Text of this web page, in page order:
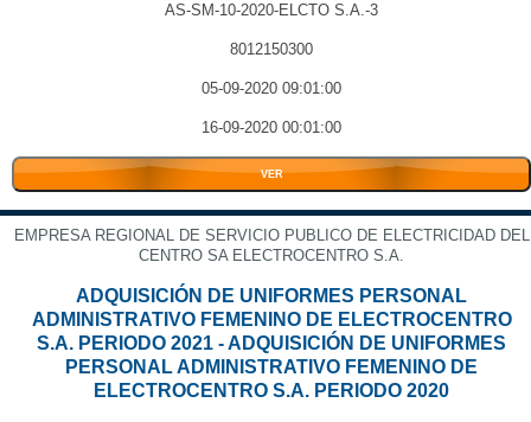
AS-SM-10-2020-ELCTO S.A.-3
8012150300
05-09-2020 09:01:00
16-09-2020 00:01:00
VER
EMPRESA REGIONAL DE SERVICIO PUBLICO DE ELECTRICIDAD DEL
CENTRO SA ELECTROCENTRO S.A.
ADQUISICIÓN DE UNIFORMES PERSONAL
ADMINISTRATIVO FEMENINO DE ELECTROCENTRO
S.A. PERIODO 2021 - ADQUISICIÓN DE UNIFORMES
PERSONAL ADMINISTRATIVO FEMENINO DE
ELECTROCENTRO S.A. PERIODO 2020